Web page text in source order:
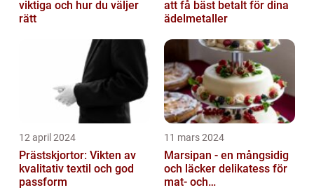
viktiga och hur du väljer
rätt
att få bäst betalt för dina
ädelmetaller
12 april 2024
Prästskjortor: Vikten av
kvalitativ textil och god
passform
11 mars 2024
Marsipan - en mångsidig
och läcker delikatess för
mat- och